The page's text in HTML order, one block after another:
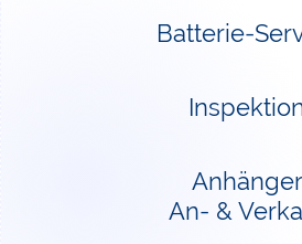
Batterie-
Anhänger
An- &